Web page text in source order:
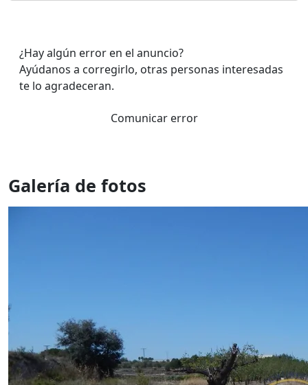
¿Hay algún error en el anuncio?
Ayúdanos a corregirlo, otras personas interesadas
te lo agradeceran.
Comunicar error
Galería de fotos